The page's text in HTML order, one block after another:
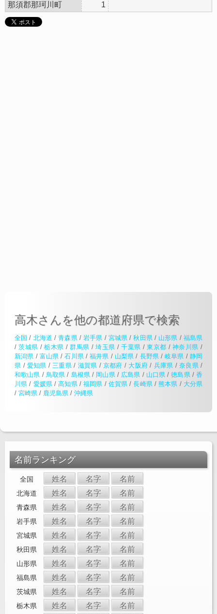
那須郡那珂川町 1
高木さんを他の都道府県で検索
全国 / 北海道 /青森県/ 岩手県 / 宮城県 /秋田県/ 山形県 / 福島県
/茨城県 /栃木県 /群馬県 /埼玉県 /千葉県 /東京都 /神奈川県 /
新潟県 / 富山県 /石川県/福井県 / 山梨県 / 長野県/岐阜県 / 静岡
県 / 愛知県 /三重県 / 滋賀県 / 京都府 / 大阪府 / 兵庫県 / 奈良県/
和歌山県 / 鳥取県 / 島根県/ 岡山県/ 広島県 / 山口県 /徳島県/香
川県 / 愛媛県/高知県/ 福岡県 / 佐賀県 /長崎県/熊本県 / 大分県
/ 宮崎県 / 鹿児島県 / 沖縄県
名前ランキング
全国 姓名 名字 名前
北海道 姓名 名字 名前
青森県 姓名 名字 名前
岩手県 姓名 名字 名前
宮城県 姓名 名字 名前
秋田県 姓名 名字 名前
山形県 姓名 名字 名前
福島県 姓名 名字 名前
茨城県 姓名 名字 名前
栃木県 姓名 名字 名前